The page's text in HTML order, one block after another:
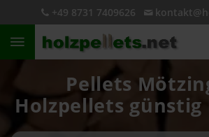
+49 8731 7409626
Pellets
Holzpellets günstig